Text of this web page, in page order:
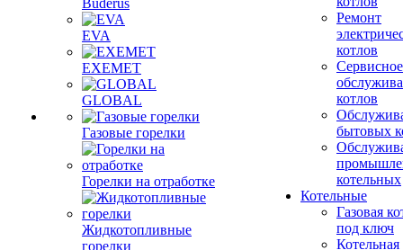
Buderus
EVA
EXEMET
GLOBAL
Газовые горелки
Горелки на отработке
Жидкотопливные
горелки
Ремонт
котлов
Сервисное
котлов
бытовых
котельных
Котельные
Газовая
под ключ